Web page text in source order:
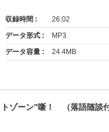
収録時間 :
26:02
データ形式 :
MP3
データ容量 :
24.4MB
ゾーン”噺！ （落語随談付